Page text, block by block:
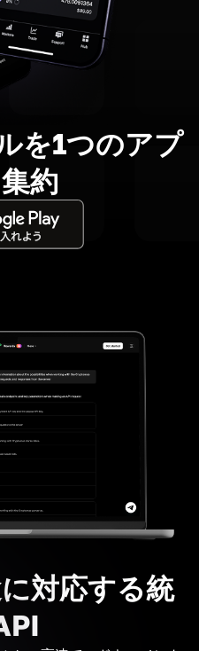
を1つのアプ
約
対応する統